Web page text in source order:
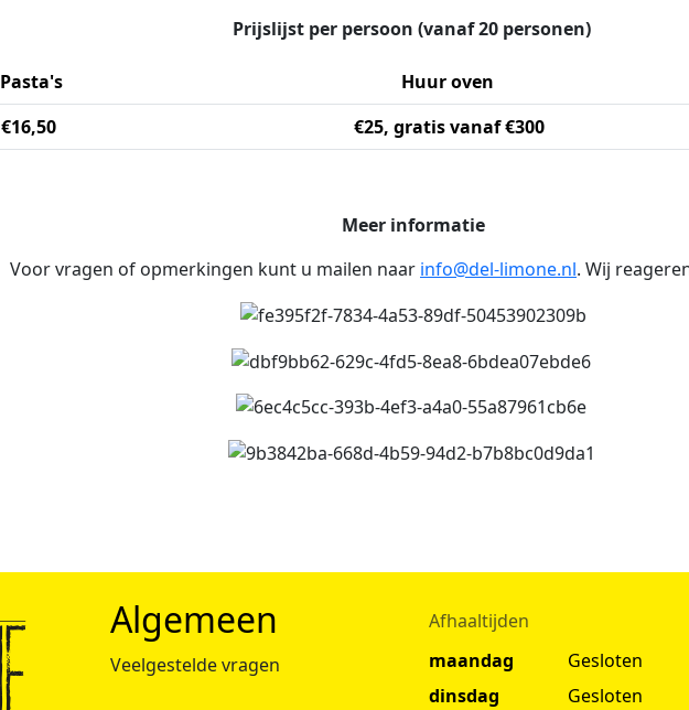
Prijslijst per persoon (vanaf 20 personen)
Pasta's Huur oven
€16,50 €25, gratis vanaf €300
Meer informatie
Voor vragen of opmerkingen kunt u mailen naar info@del-limone.nl. Wij
Algemeen
Veelgestelde vragen
Afhaaltijden
maandag
Gesloten
dinsdag
Gesloten